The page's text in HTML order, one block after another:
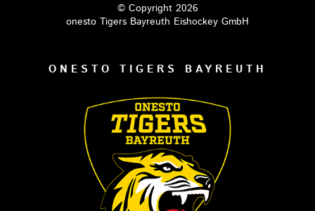
© Copyright 2026
onesto Tigers Bayreuth Eishockey GmbH
ONESTO TIGERS BAYREUTH